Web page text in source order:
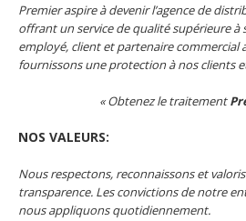
Premier aspire à devenir l’agence de
offrant un service de qualité supérieure
employé, client et partenaire commercial
fournissons une protection à nos clients
« Obtenez le traitement
NOS VALEURS:
Nous respectons, reconnaissons et
transparence. Les convictions de notre
nous appliquons quotidiennement.